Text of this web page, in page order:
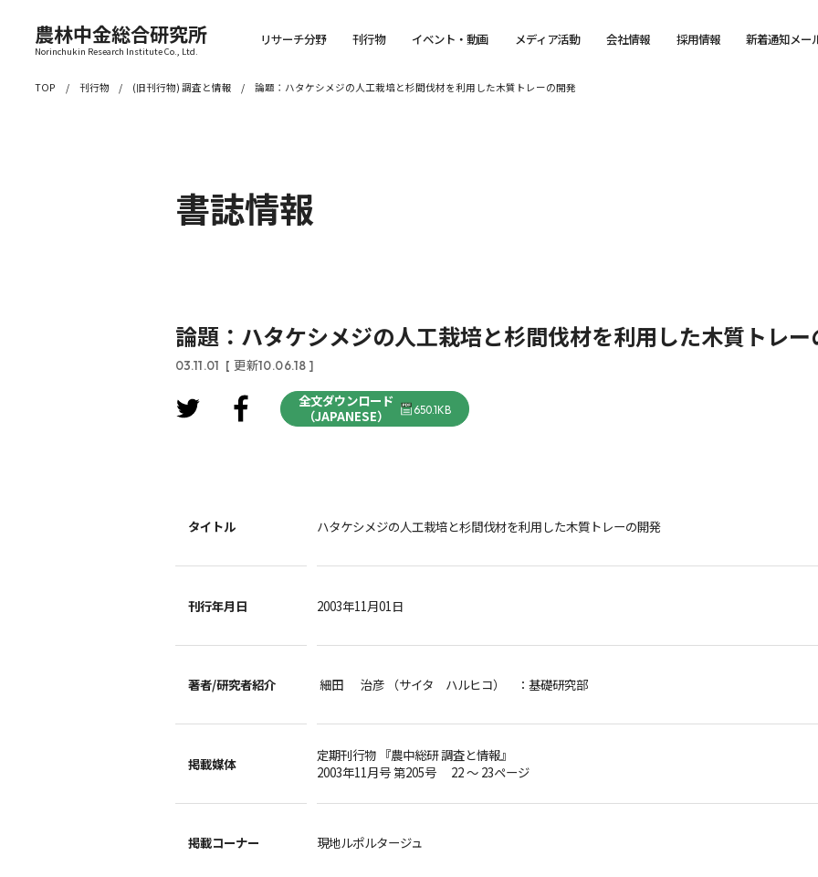
農林中金総合研究所
Norinchukin Research Institute Co., Ltd.
リサーチ分野 刊行物 イベント・動画 メディア活動 会社情報 採用情報 新着通知メー
TOP 刊行物 (旧刊行物) 調査と情報 論題：ハタケシメジの人工栽培と杉間伐材を利用した木質トレーの開発
書誌情報
論題：ハタケシメジの人工栽培と杉間伐材を利用した木質トレー
03.11.01 [ 更新10.06.18 ]
全文ダウンロード
（JAPANESE）
650.1KB
タイトル ハタケシメジの人工栽培と杉間伐材を利用した木質トレーの開発
刊行年月日 2003年11月01日
著者/研究者紹介 細田 治彦 （サイタ ハルヒコ） ：基礎研究部
掲載媒体
定期刊行物 『農中総研 調査と情報』
2003年11月号 第205号 22 ～ 23ページ
掲載コーナー 現地ルポルタージュ